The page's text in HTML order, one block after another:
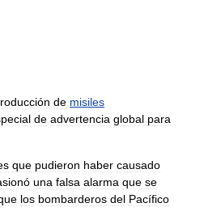
de misiles
de advertencia global para
que pudieron haber causado
una falsa alarma que se
los bombarderos del Pacífico